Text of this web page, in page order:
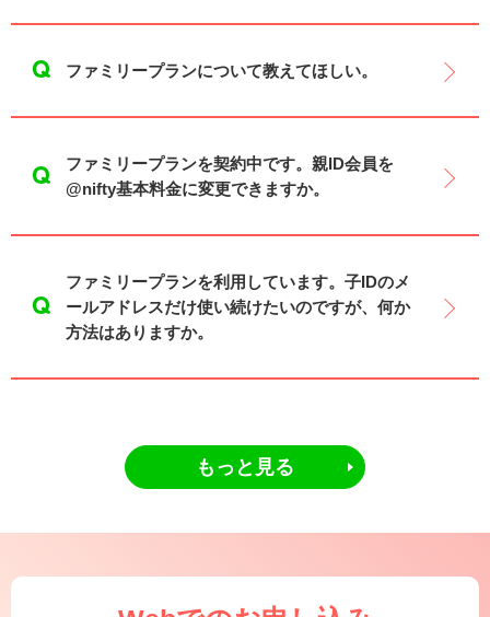
ファミリープランについて教えてほしい。
ファミリープランを契約中です。親ID会員を
@nifty基本料金に変更できますか。
ファミリープランを利用しています。子IDのメ
ールアドレスだけ使い続けたいのですが、何か
方法はありますか。
もっと見る